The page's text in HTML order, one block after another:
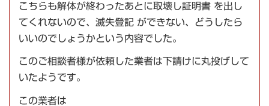
こちらも解体が終わったあとに取壊し証明書 を出し
てくれないので、滅失登記 ができない、どうしたら
いいのでしょうかという内容でした。
このご相談者様が依頼した業者は下請けに丸投げして
いたようです。
この業者は